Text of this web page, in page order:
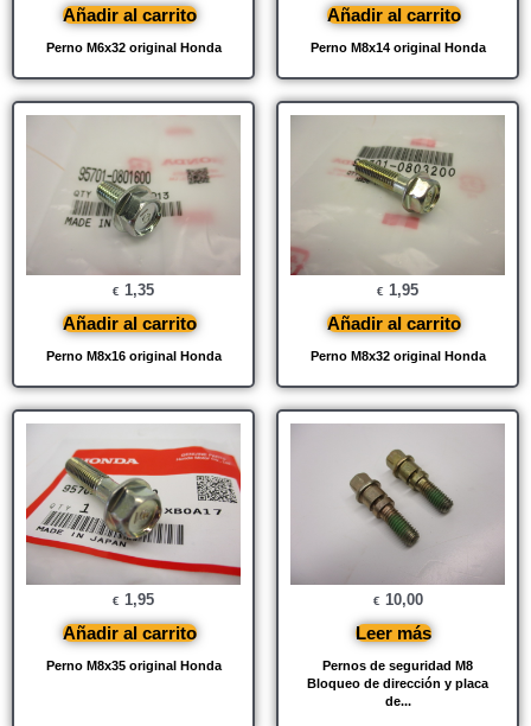
Perno M6x32 original Honda
Añadir al carrito
Perno M8x14 original Honda
Añadir al carrito
Perno M8x16 original Honda
€ 1,35
Añadir al carrito
Perno M8x32 original Honda
€ 1,95
Añadir al carrito
Perno M8x35 original Honda
€ 1,95
Añadir al carrito
Pernos de seguridad M8
Bloqueo de dirección y placa
de...
€ 10,00
Leer más